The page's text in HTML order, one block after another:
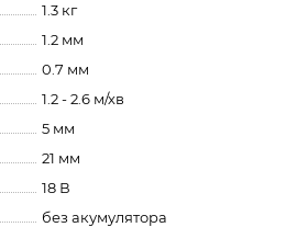
1.3 кг
1.2 мм
0.7 мм
1.2 - 2.6 м/хв
5 мм
21 мм
18 В
без акумулятора